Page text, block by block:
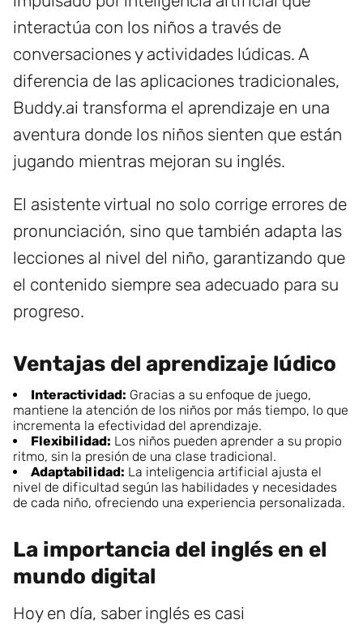
interactúa con los niños a través de
conversaciones y actividades lúdicas. A
diferencia de las aplicaciones tradicionales,
Buddy.ai transforma el aprendizaje en una
aventura donde los niños sienten que están
jugando mientras mejoran su inglés.
El asistente virtual no solo corrige errores de
pronunciación, sino que también adapta las
lecciones al nivel del niño, garantizando que
el contenido siempre sea adecuado para su
progreso.
Ventajas del aprendizaje lúdico
Interactividad: Gracias a su enfoque de juego,
mantiene la atención de los niños por más tiempo, lo que
incrementa la efectividad del aprendizaje.
Flexibilidad: Los niños pueden aprender a su propio
ritmo, sin la presión de una clase tradicional.
Adaptabilidad: La inteligencia artificial ajusta el
nivel de dificultad según las habilidades y necesidades
de cada niño, ofreciendo una experiencia personalizada.
La importancia del inglés en el
mundo digital
Hoy en día, saber inglés es casi